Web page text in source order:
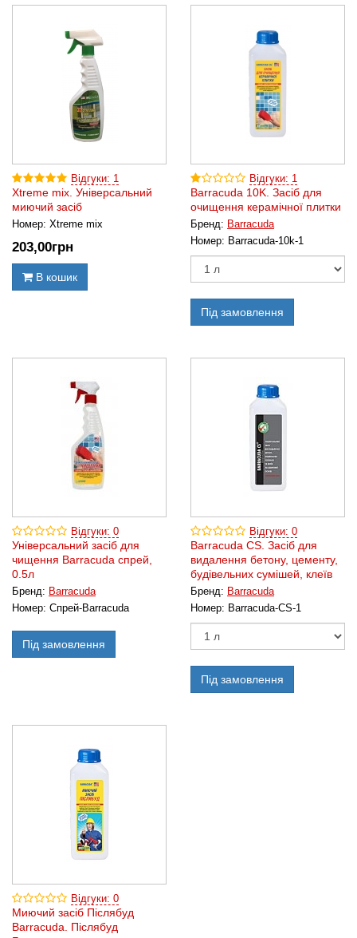
Відгуки: 1
Xtreme mix. Універсальний
миючий засіб
Номер: Xtreme mix
203,00грн
В кошик
Відгуки: 1
Barracuda 10K. Засіб для
очищення керамічної плитки
Бренд: Barracuda
Номер: Barracuda-10k-1
Під замовлення
Відгуки: 0
Універсальний засіб для
чищення Barracuda спрей,
0.5л
Бренд: Barracuda
Номер: Спрей-Barracuda
Під замовлення
Відгуки: 0
Barracuda CS. Засіб для
видалення бетону, цементу,
будівельних сумішей, клеїв
Бренд: Barracuda
Номер: Barracuda-CS-1
Під замовлення
Відгуки: 0
Миючий засіб Післябуд
Barracuda. Післябуд